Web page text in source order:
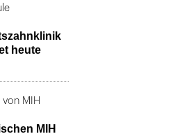
heute
MIH
MIH